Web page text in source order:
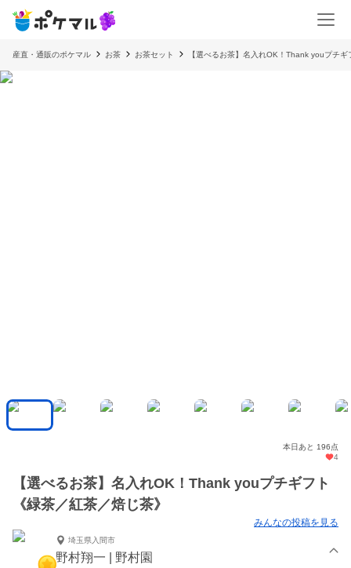
産直・通販のポケマル お茶 お茶セット 【選べるお茶】名入れOK！Thank youプチ
本日あと 196点
4
【選べるお茶】名入れOK！Thank youプチギフト
《緑茶／紅茶／焙じ茶》
みんなの投稿を見る
埼玉県入間市
野村翔一 | 野村園